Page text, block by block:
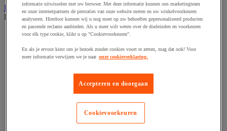
Industriële en magazijnstellingen
Bekijk de hele productgroep
Doorschuifstelling en doorrolstelling
Entresol voor magazijn
Lichte stelling
Rek voor haspels en spoelen
informatie uitwisselen met uw browser. Met deze informatie kunnen ons marketingteam
en onze internetpartners de prestaties van onze website meten en uw winkelvoorkeuren
analyseren. Hierdoor kunnen wij u nog meer op uw behoeften gepersonaliseerd producten
en passende reclame aanbieden. Als u meer wilt weten over de doeleinden en voorkeuren
voor elk type cookie, klikt u op "Cookievoorkeuren".
En als je ervoor kiest om je bezoek zonder cookies voort te zetten, mag dat ook! Voor
meer informatie verwijzen we je naar onze cookieverklaring.
Accepteren en doorgaan
Cookievoorkeuren